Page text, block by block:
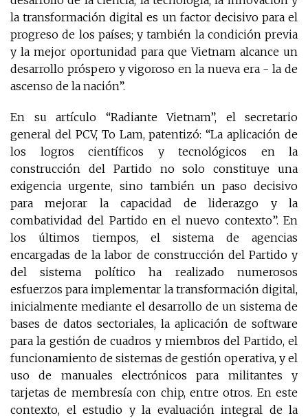
la transformación digital es un factor decisivo para el
progreso de los países; y también la condición previa
y la mejor oportunidad para que Vietnam alcance un
desarrollo próspero y vigoroso en la nueva era - la de
ascenso de la nación”.
En su artículo “Radiante Vietnam”, el secretario
general del PCV, To Lam, patentizó: “La aplicación de
los logros científicos y tecnológicos en la
construcción del Partido no solo constituye una
exigencia urgente, sino también un paso decisivo
para mejorar la capacidad de liderazgo y la
combatividad del Partido en el nuevo contexto”. En
los últimos tiempos, el sistema de agencias
encargadas de la labor de construcción del Partido y
del sistema político ha realizado numerosos
esfuerzos para implementar la transformación digital,
inicialmente mediante el desarrollo de un sistema de
bases de datos sectoriales, la aplicación de software
para la gestión de cuadros y miembros del Partido, el
funcionamiento de sistemas de gestión operativa, y el
uso de manuales electrónicos para militantes y
tarjetas de membresía con chip, entre otros. En este
contexto, el estudio y la evaluación integral de la